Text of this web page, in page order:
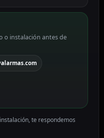
o instalación antes de
te respondemos